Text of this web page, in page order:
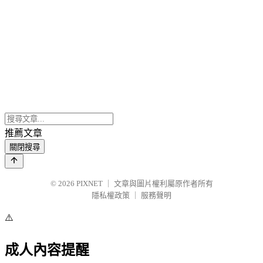
推薦文章
關閉搜尋
© 2026 PIXNET
文章與圖片權利屬原作者所有
隱私權政策
服務聲明
⚠️
成人內容提醒